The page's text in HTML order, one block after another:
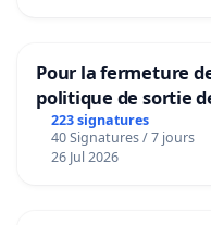
Pour la fermeture
politique de sortie
223 signatures
40 Signatures / 7 jours
26 Jul 2026